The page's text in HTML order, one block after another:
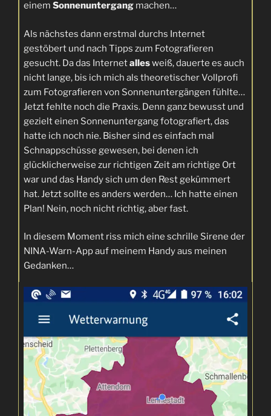
einem Sonnenuntergang machen…
Als nächstes dann erstmal durchs Internet
gestöbert und nach Tipps zum Fotografieren
gesucht. Da das Internetallesweiß, dauerte es auch
nicht lange, bis ich mich als theoretischer Vollprofi
zum Fotografieren von Sonnenuntergängen fühlte…
Jetzt fehlte noch die Praxis. Denn ganz bewusst und
gezielt einen Sonnenuntergang fotografiert, das
hatte ich noch nie. Bisher sind es einfach mal
Schnappschüsse gewesen, bei denen ich
glücklicherweise zur richtigen Zeit am richtige Ort
war und das Handy sich um den Rest gekümmert
hat. Jetzt sollte es anders werden… Ich hatte einen
Plan! Nein, noch nicht richtig, aber fast.
In diesem Moment riss mich eine schrille Sirene der
NINA-Warn-App auf meinem Handy aus meinen
Gedanken…